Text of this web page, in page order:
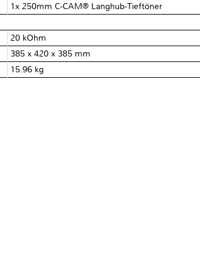
1x 250mm C-CAM® Langhub-Tieftöner
20 kOhm
385 x 420 x 385 mm
15.96 kg